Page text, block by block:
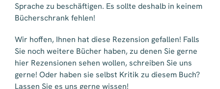
Sprache zu beschäftigen. Es sollte deshalb in keinem
Bücherschrank fehlen!
Wir hoffen, Ihnen hat diese Rezension gefallen! Falls
Sie noch weitere Bücher haben, zu denen Sie gerne
hier Rezensionen sehen wollen, schreiben Sie uns
gerne! Oder haben sie selbst Kritik zu diesem Buch?
Lassen Sie es uns gerne wissen!